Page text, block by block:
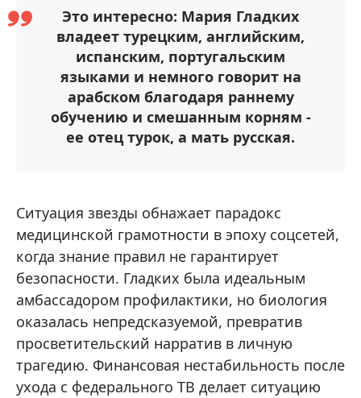
Это интересно: Мария Гладких
владеет турецким, английским,
испанским, португальским
языками и немного говорит на
арабском благодаря раннему
обучению и смешанным корням -
ее отец турок, а мать русская.
Ситуация звезды обнажает парадокс
медицинской грамотности в эпоху соцсетей,
когда знание правил не гарантирует
безопасности. Гладких была идеальным
амбассадором профилактики, но биология
оказалась непредсказуемой, превратив
просветительский нарратив в личную
трагедию. Финансовая нестабильность после
ухода с федерального ТВ делает ситуацию